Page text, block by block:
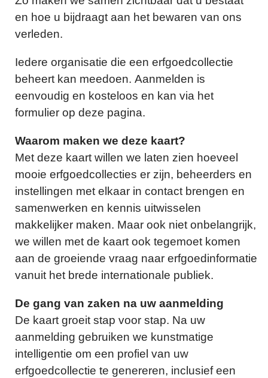
en hoe u bijdraagt aan het bewaren van ons
verleden.
Iedere organisatie die een erfgoedcollectie
beheert kan meedoen. Aanmelden is
eenvoudig en kosteloos en kan via het
formulier op deze pagina.
Waarom maken we deze kaart?
Met deze kaart willen we laten zien hoeveel
mooie erfgoedcollecties er zijn, beheerders en
instellingen met elkaar in contact brengen en
samenwerken en kennis uitwisselen
makkelijker maken. Maar ook niet onbelangrijk,
we willen met de kaart ook tegemoet komen
aan de groeiende vraag naar erfgoedinformatie
vanuit het brede internationale publiek.
De gang van zaken na uw aanmelding
De kaart groeit stap voor stap. Na uw
aanmelding gebruiken we kunstmatige
intelligentie om een profiel van uw
erfgoedcollectie te genereren, inclusief een